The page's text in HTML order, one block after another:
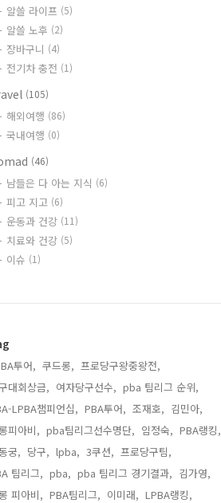
알쓸 라이프 (5)
알쓸 노후 (2)
장바구니 (4)
전기차 충전 (1)
(105)
해외여행 (86)
국내여행 (0)
(46)
남들은 다 아는 지식 (6)
피고 지고 (6)
운동과 건강 (11)
치료와 건강 (5)
이슈 (1)
투어, 쿠드롱, 프로당구왕중왕전,
대회상금, 여자당구선수, pba 팀리그 순위,
LPBA챔피언십, PBA투어, 조재호, 김민아,
피아비, pba팀리그선수명단, 임정숙, PBA랭킹,
궁, 당구, lpba, 3쿠션, 프로당구팀,
팀리그, pba, pba 팀리그 경기결과, 김가영,
피아비, PBA팀리그, 이미래, LPBA랭킹,